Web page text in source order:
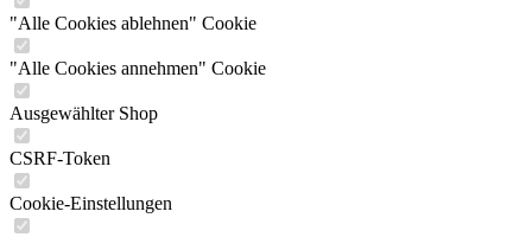
"Alle Cookies ablehnen" Cookie
"Alle Cookies annehmen" Cookie
Ausgewählter Shop
CSRF-Token
Cookie-Einstellungen